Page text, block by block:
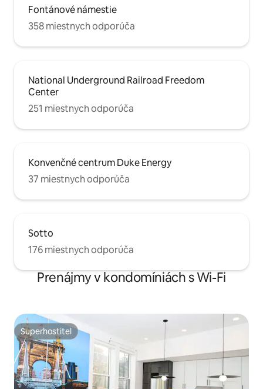
Fontánové námestie
358 miestnych odporúča
National Underground Railroad Freedom
Center
251 miestnych odporúča
Konvenčné centrum Duke Energy
37 miestnych odporúča
Sotto
176 miestnych odporúča
Prenájmy v kondomíniách s Wi-Fi
Superhostiteľ
Superhostiteľ